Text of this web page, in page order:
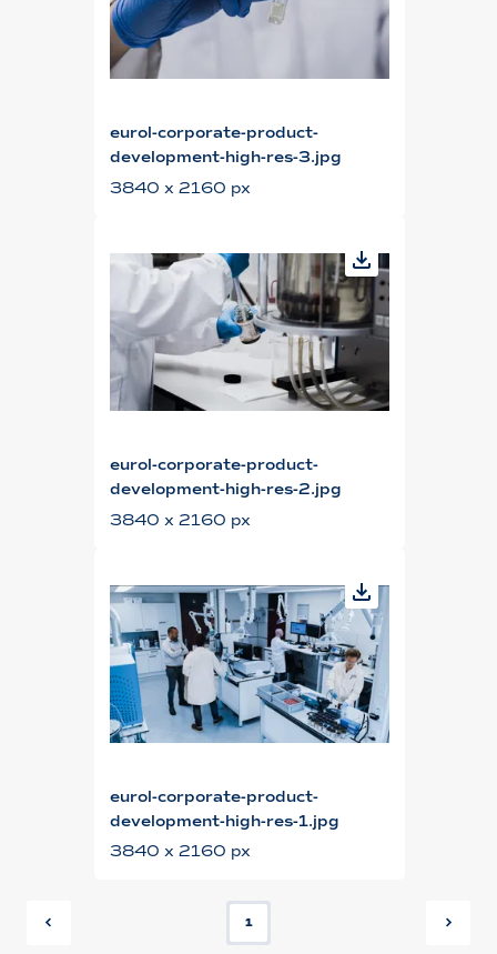
eurol-corporate-product-
development-high-res-3.jpg
3840 x 2160 px
eurol-corporate-product-
development-high-res-2.jpg
3840 x 2160 px
eurol-corporate-product-
development-high-res-1.jpg
3840 x 2160 px
1